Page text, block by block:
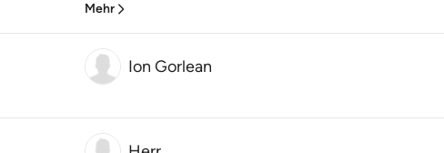
Mehr
Ion Gorlean